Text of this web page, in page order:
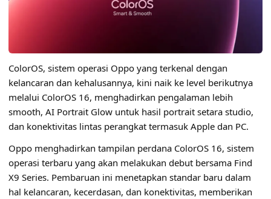
ColorOS, sistem operasi Oppo yang terkenal dengan
kelancaran dan kehalusannya, kini naik ke level berikutnya
melalui ColorOS 16, menghadirkan pengalaman lebih
smooth, AI Portrait Glow untuk hasil portrait setara studio,
dan konektivitas lintas perangkat termasuk Apple dan PC.
Oppo menghadirkan tampilan perdana ColorOS 16, sistem
operasi terbaru yang akan melakukan debut bersama Find
X9 Series. Pembaruan ini menetapkan standar baru dalam
hal kelancaran, kecerdasan, dan konektivitas, memberikan